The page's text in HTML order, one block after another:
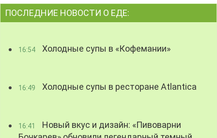
ПОСЛЕДНИЕ НОВОСТИ О ЕДЕ:
16:54 Холодные супы в «Кофемании»
16:49 Холодные супы в ресторане Atlantica
16:41
Новый вкус и дизайн: «Пивоварни